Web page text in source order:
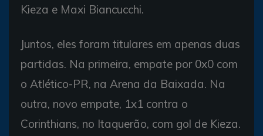
Kieza e Maxi Biancucchi.
Juntos, eles foram titulares em apenas duas
partidas. Na primeira, empate por 0x0 com
o Atlético-PR, na Arena da Baixada. Na
outra, novo empate, 1x1 contra o
Corinthians, no Itaquerão, com gol de Kieza.